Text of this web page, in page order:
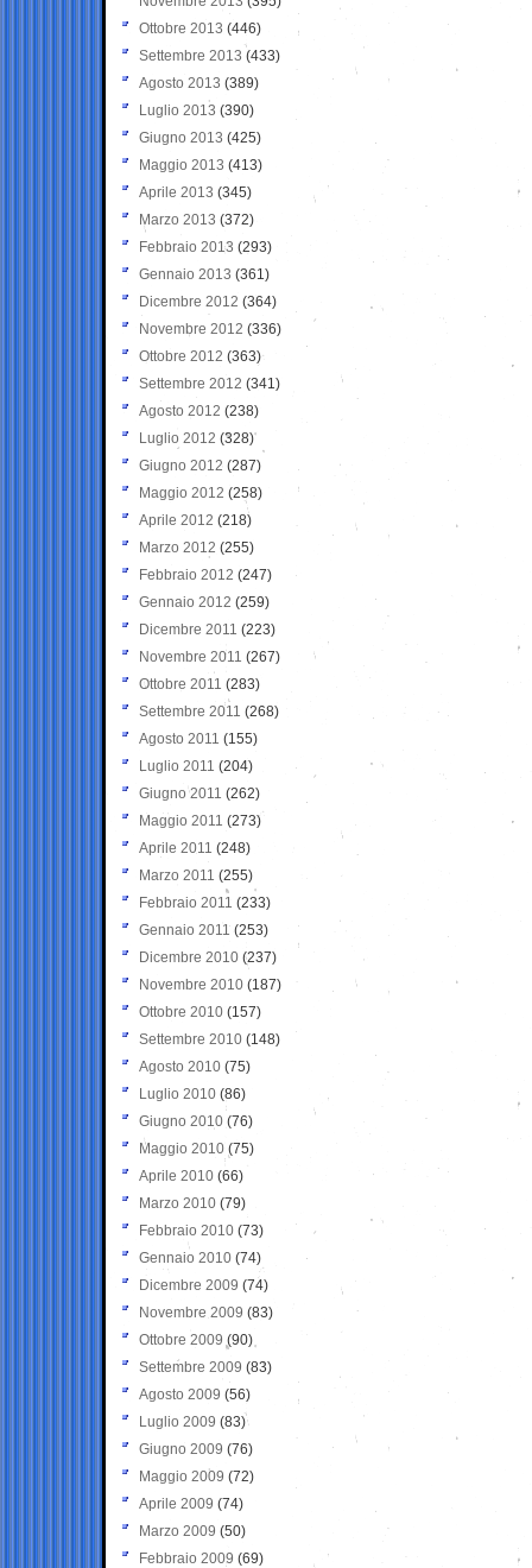
Ottobre 2013 (446)
Settembre 2013 (433)
Agosto 2013 (389)
Luglio 2013 (390)
Giugno 2013 (425)
Maggio 2013 (413)
Aprile 2013 (345)
Marzo 2013 (372)
Febbraio 2013 (293)
Gennaio 2013 (361)
Dicembre 2012 (364)
Novembre 2012 (336)
Ottobre 2012 (363)
Settembre 2012 (341)
Agosto 2012 (238)
Luglio 2012 (328)
Giugno 2012 (287)
Maggio 2012 (258)
Aprile 2012 (218)
Marzo 2012 (255)
Febbraio 2012 (247)
Gennaio 2012 (259)
Dicembre 2011 (223)
Novembre 2011 (267)
Ottobre 2011 (283)
Settembre 2011 (268)
Agosto 2011 (155)
Luglio 2011 (204)
Giugno 2011 (262)
Maggio 2011 (273)
Aprile 2011 (248)
Marzo 2011 (255)
Febbraio 2011 (233)
Gennaio 2011 (253)
Dicembre 2010 (237)
Novembre 2010 (187)
Ottobre 2010 (157)
Settembre 2010 (148)
Agosto 2010 (75)
Luglio 2010 (86)
Giugno 2010 (76)
Maggio 2010 (75)
Aprile 2010 (66)
Marzo 2010 (79)
Febbraio 2010 (73)
Gennaio 2010 (74)
Dicembre 2009 (74)
Novembre 2009 (83)
Ottobre 2009 (90)
Settembre 2009 (83)
Agosto 2009 (56)
Luglio 2009 (83)
Giugno 2009 (76)
Maggio 2009 (72)
Aprile 2009 (74)
Marzo 2009 (50)
Febbraio 2009 (69)